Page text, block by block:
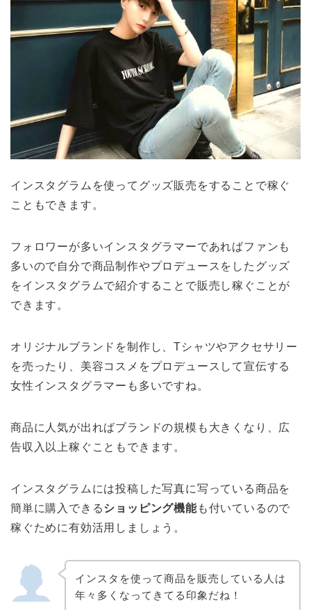
インスタグラムを使ってグッズ販売をすることで稼ぐ
こともできます。
フォロワーが多いインスタグラマーであればファンも
多いので自分で商品制作やプロデュースをしたグッズ
をインスタグラムで紹介することで販売し稼ぐことが
できます。
オリジナルブランドを制作し、Tシャツやアクセサリー
を売ったり、美容コスメをプロデュースして宣伝する
女性インスタグラマーも多いですね。
商品に人気が出ればブランドの規模も大きくなり、広
告収入以上稼ぐこともできます。
インスタグラムには投稿した写真に写っている商品を
簡単に購入できるショッピング機能も付いているので
稼ぐために有効活用しましょう。
インスタを使って商品を販売している人は
年々多くなってきてる印象だね！